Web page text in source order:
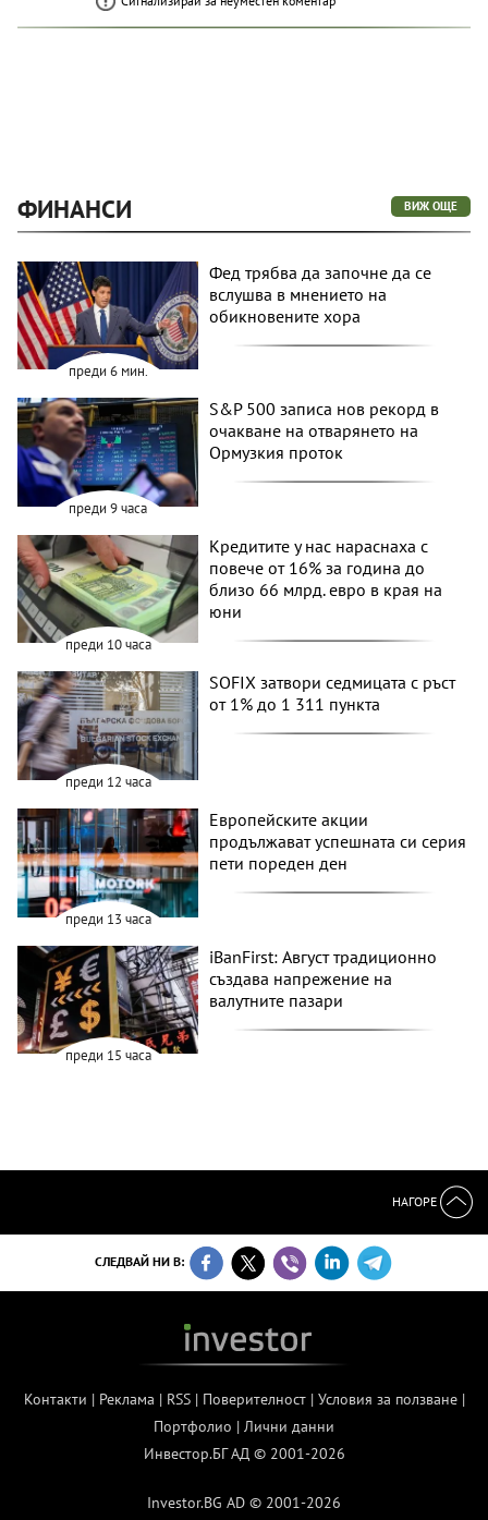
ФИНАНСИ ВИЖ ОЩЕ
преди 6 мин.
Фед трябва да започне да се
вслушва в мнението на
обикновените хора
преди 9 часа
S&P 500 записа нов рекорд в
очакване на отварянето на
Ормузкия проток
преди 10 часа
Кредитите у нас нараснаха с
повече от 16% за година до
близо 66 млрд. евро в края на
юни
преди 12 часа
SOFIX затвори седмицата с ръст
от 1% до 1 311 пункта
преди 13 часа
Европейските акции
продължават успешната си серия
пети пореден ден
преди 15 часа
iBanFirst: Август традиционно
създава напрежение на
валутните пазари
НАГОРЕ
СЛЕДВАЙ НИ В:
Контакти | Реклама | RSS| Поверителност| Условия за ползване|
Портфолио | Лични данни
Инвестор.БГ АД © 2001-2026
Investor.BG AD © 2001-2026